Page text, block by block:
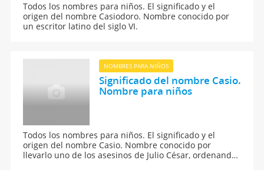
Todos los nombres para niños. El significado y el
origen del nombre Casiodoro. Nombre conocido por
un escritor latino del siglo VI.
NOMBRES PARA NIÑOS
Significado del nombre Casio.
Nombre para niños
Todos los nombres para niños. El significado y el
origen del nombre Casio. Nombre conocido por
llevarlo uno de los asesinos de Julio César, ordenando